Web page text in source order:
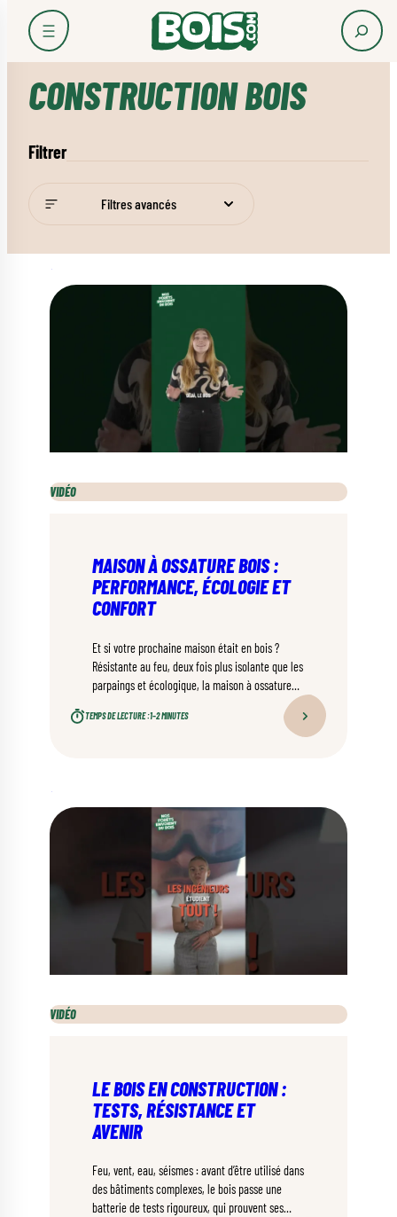
Accueil Les usages du bois Construction bois
CONSTRUCTION BOIS
Filtrer
Filtres avancés
VIDÉO
MAISON À OSSATURE BOIS :
PERFORMANCE, ÉCOLOGIE ET
CONFORT
Et si votre prochaine maison était en bois ?
Résistante au feu, deux fois plus isolante que les
parpaings et écologique, la maison à ossature
TEMPS DE LECTURE :1–2 MINUTES
VIDÉO
LE BOIS EN CONSTRUCTION :
TESTS, RÉSISTANCE ET
AVENIR
Feu, vent, eau, séismes : avant d’être utilisé dans
des bâtiments complexes, le bois passe une
batterie de tests rigoureux, qui prouvent ses